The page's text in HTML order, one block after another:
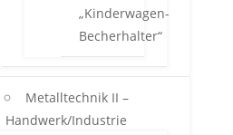
„Kinderwagen-
Becherhalter“
Metalltechnik II –
Handwerk/Industrie